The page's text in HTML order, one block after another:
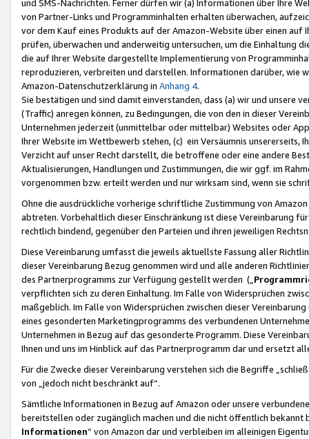
und SMS-Nachrichten. Ferner dürfen wir (a) Informationen über Ihre
von Partner-Links und Programminhalten erhalten überwachen,
vor dem Kauf eines Produkts auf der Amazon-Website über einen
prüfen, überwachen und anderweitig untersuchen, um die Einhaltung
die auf Ihrer Website dargestellte Implementierung von
reproduzieren, verbreiten und darstellen. Informationen darüber, wie
Amazon-Datenschutzerklärung in Anhang 4.
Sie bestätigen und sind damit einverstanden, dass (a) wir und
(Traffic) anregen können, zu Bedingungen, die von den in dieser
Unternehmen jederzeit (unmittelbar oder mittelbar) Websites oder
Ihrer Website im Wettbewerb stehen, (c) ein Versäumnis unsererseits,
Verzicht auf unser Recht darstellt, die betroffene oder eine andere
Aktualisierungen, Handlungen und Zustimmungen, die wir ggf. im
vorgenommen bzw. erteilt werden und nur wirksam sind, wenn sie
Ohne die ausdrückliche vorherige schriftliche Zustimmung von
abtreten. Vorbehaltlich dieser Einschränkung ist diese Vereinbarung
rechtlich bindend, gegenüber den Parteien und ihren jeweiligen
Diese Vereinbarung umfasst die jeweils aktuellste Fassung aller
dieser Vereinbarung Bezug genommen wird und alle anderen
des Partnerprogramms zur Verfügung gestellt werden („
verpflichten sich zu deren Einhaltung. Im Falle von Widersprüchen
maßgeblich. Im Falle von Widersprüchen zwischen dieser
eines gesonderten Marketingprogramms des verbundenen
Unternehmen in Bezug auf das gesonderte Programm. Diese
Ihnen und uns im Hinblick auf das Partnerprogramm dar und ersetzt
Für die Zwecke dieser Vereinbarung verstehen sich die Begriffe
von „jedoch nicht beschränkt auf“.
Sämtliche Informationen in Bezug auf Amazon oder unsere
bereitstellen oder zugänglich machen und die nicht öffentlich
Informationen“ von Amazon dar und verbleiben im alleinigen